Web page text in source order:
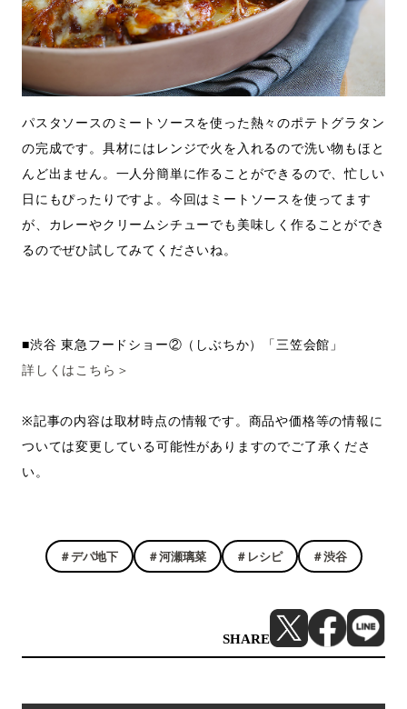
パスタソースのミートソースを使った熱々のポテトグラタン
の完成です。具材にはレンジで火を入れるので洗い物もほと
んど出ません。一人分簡単に作ることができるので、忙しい
日にもぴったりですよ。今回はミートソースを使ってます
が、カレーやクリームシチューでも美味しく作ることができ
るのでぜひ試してみてくださいね。
■渋谷 東急フードショー②（しぶちか）「三笠会館」
詳しくはこちら＞
※記事の内容は取材時点の情報です。商品や価格等の情報に
ついては変更している可能性がありますのでご了承くださ
い。
＃デパ地下 ＃河瀬璃菜 ＃レシピ ＃渋谷
SHARE